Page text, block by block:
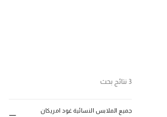
3 نتائج بحث
جميع الملابس النسائية غود امريكان